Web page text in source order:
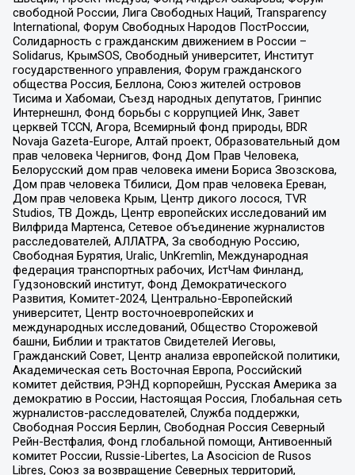
свободной России, Лига Свободных Наций, Transparеncy
International, Форум Свободных Народов ПостРоссии,
Солидарность с гражданским движением в России –
Solidarus, КрымSOS, Свободный университет, Институт
государственного управления, Форум гражданского
общества Россия, Беллона, Союз жителей островов
Тисима и Хабомаи, Съезд народных депутатов, Гринпис
Интернешнл, Фонд борьбы с коррупцией Инк, Завет
церквей TCCN, Агора, Всемирный фонд природы, BDR
Novaja Gazeta-Europe, Алтай проект, Образовательный дом
прав человека Чернигов, Фонд Дом Прав Человека,
Белорусский дом прав человека имени Бориса Звозскова,
Дом прав человека Тбилиси, Дом прав человека Ереван,
Дом прав человека Крым, Центр дикого лосося, TVR
Studios, ТВ Дождь, Центр европейских исследований им
Вилфрида Мартенса, Сетевое объединение журналистов
расследователей, АЛЛАТРА, За свободную Россию,
Свободная Бурятия, Uralic, UnKremlin, Международная
федерация транспортных рабочих, ИстЧам Финланд,
Гудзоновский институт, Фонд Демократического
Развития, Комитет-2024, Центрально-Европейский
университет, Центр восточноевропейских и
международных исследований, Общество Сторожевой
башни, Библии и трактатов Свидетелей Иеговы,
Гражданский Совет, Центр анализа европейской политики,
Академическая сеть Восточная Европа, Российский
комитет действия, РЭНД корпорейшн, Русская Америка за
демократию в России, Настоящая Россия, Глобальная сеть
журналистов-расследователей, Служба поддержки,
Свободная Россия Берлин, Свободная Россия Северный
Рейн-Вестфалия, Фонд глобальной помощи, Антивоенный
комитет России, Russie-Libertes, La Asocicion de Rusos
Libres, Союз за возвращение Северных территорий,